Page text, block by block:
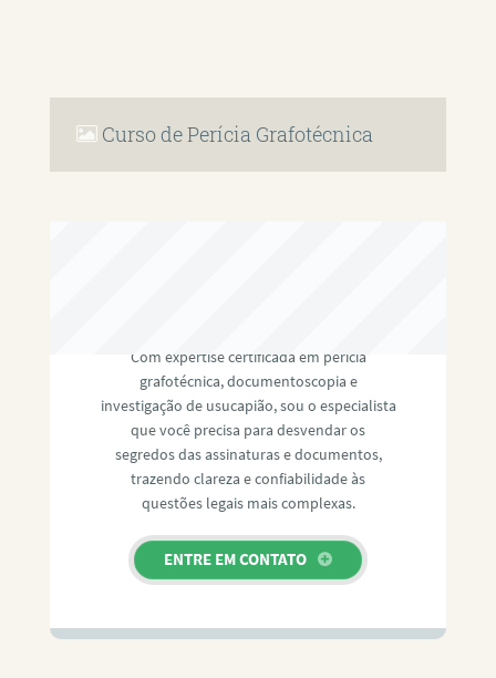
Curso de Perícia Grafotécnica
Com expertise certificada em perícia
grafotécnica, documentoscopia e
investigação de usucapião, sou o especialista
que você precisa para desvendar os
segredos das assinaturas e documentos,
trazendo clareza e confiabilidade às
questões legais mais complexas.
ENTRE EM CONTATO